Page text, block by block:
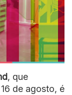
, que
de agosto, é